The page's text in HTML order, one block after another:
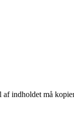
indholdet må